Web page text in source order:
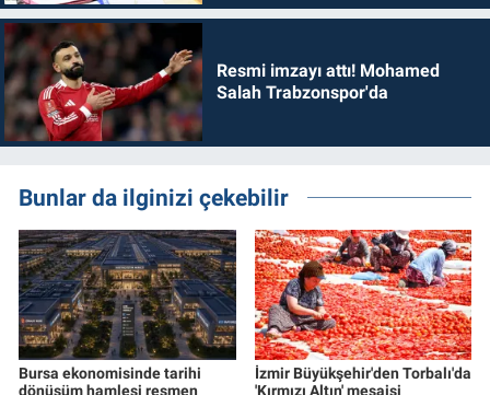
Resmi imzayı attı! Mohamed
Salah Trabzonspor'da
Bunlar da ilginizi çekebilir
Bursa ekonomisinde tarihi
dönüşüm hamlesi resmen
İzmir Büyükşehir'den Torbalı'da
'Kırmızı Altın' mesaisi